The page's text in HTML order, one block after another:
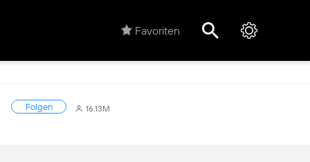
Favoriten
Folgen 16.13M